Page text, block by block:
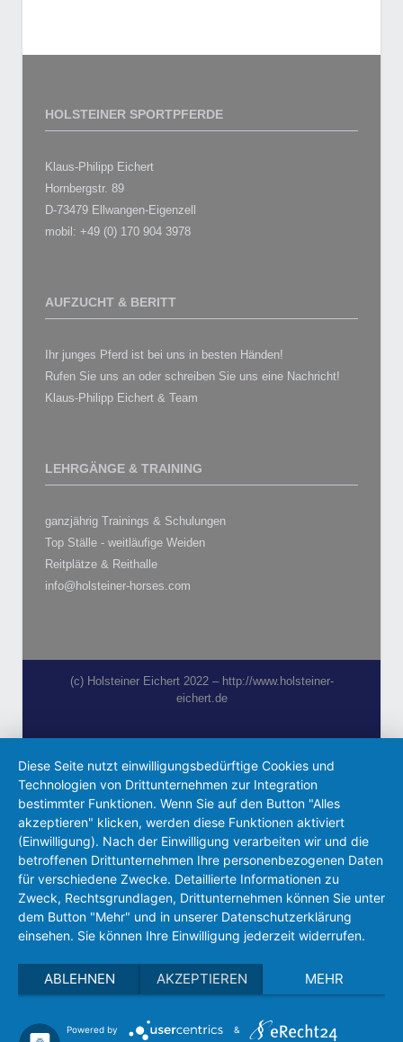
HOLSTEINER SPORTPFERDE
Klaus-Philipp Eichert
Hornbergstr. 89
D-73479 Ellwangen-Eigenzell
mobil: +49 (0) 170 904 3978
AUFZUCHT & BERITT
Ihr junges Pferd ist bei uns in besten Händen!
Rufen Sie uns an oder schreiben Sie uns eine Nachricht!
Klaus-Philipp Eichert & Team
LEHRGÄNGE & TRAINING
ganzjährig Trainings & Schulungen
Top Ställe - weitläufige Weiden
Reitplätze & Reithalle
info@holsteiner-horses.com
(c) Holsteiner Eichert 2022 – http://www.holsteiner-
eichert.de
Diese Seite nutzt einwilligungsbedürftige Cookies und
Technologien von Drittunternehmen zur Integration
bestimmter Funktionen. Wenn Sie auf den Button "Alles
akzeptieren" klicken, werden diese Funktionen aktiviert
(Einwilligung). Nach der Einwilligung verarbeiten wir und die
betroffenen Drittunternehmen Ihre personenbezogenen Daten
für verschiedene Zwecke. Detaillierte Informationen zu
Zweck, Rechtsgrundlagen, Drittunternehmen können Sie unter
dem Button "Mehr" und in unserer Datenschutzerklärung
einsehen. Sie können Ihre Einwilligung jederzeit widerrufen.
ABLEHNEN AKZEPTIEREN MEHR
Powered by &